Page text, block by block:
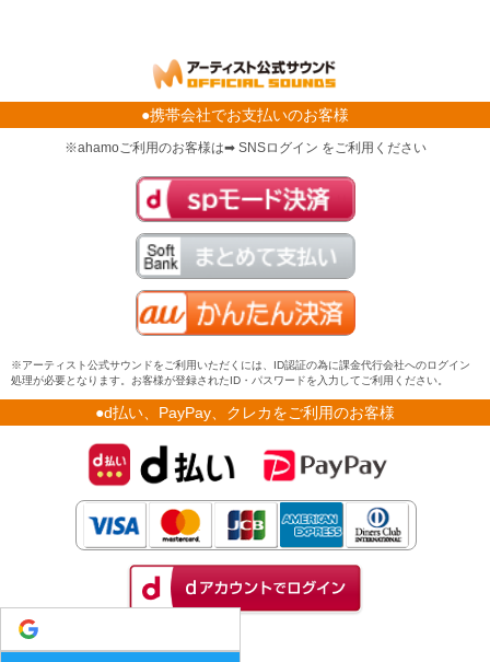
●携帯会社でお支払いのお客様
※ahamoご利用のお客様は➡ SNSログイン をご利用ください
※アーティスト公式サウンドをご利用いただくには、ID認証の為に課金代行会社へのログイン
処理が必要となります。お客様が登録されたID・パスワードを入力してご利用ください。
●d払い、PayPay、クレカをご利用のお客様